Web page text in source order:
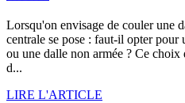
Lorsqu'on envisage de couler une
centrale se pose : faut-il opter pour
ou une dalle non armée ? Ce choix
d...
LIRE L'ARTICLE